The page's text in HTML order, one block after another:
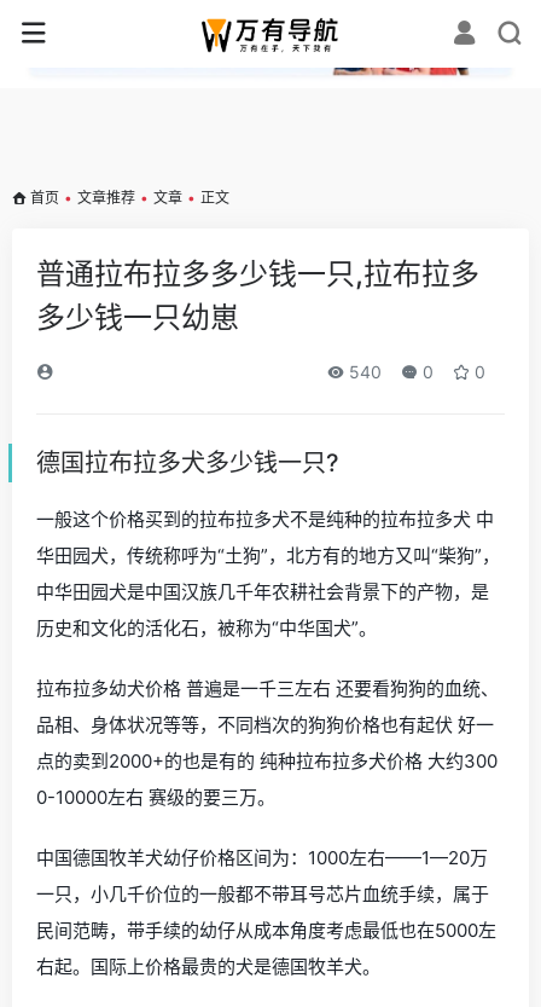
✕
首页 • 文章推荐 • 文章 • 正文
普通拉布拉多多少钱一只,拉布拉多
多少钱一只幼崽
540 0 0
德国拉布拉多犬多少钱一只?
一般这个价格买到的拉布拉多犬不是纯种的拉布拉多犬 中
华田园犬，传统称呼为“土狗”，北方有的地方又叫“柴狗”，
中华田园犬是中国汉族几千年农耕社会背景下的产物，是
历史和文化的活化石，被称为“中华国犬”。
拉布拉多幼犬价格 普遍是一千三左右 还要看狗狗的血统、
品相、身体状况等等，不同档次的狗狗价格也有起伏 好一
点的卖到2000+的也是有的 纯种拉布拉多犬价格 大约300
0-10000左右 赛级的要三万。
中国德国牧羊犬幼仔价格区间为：1000左右——1—20万
一只，小几千价位的一般都不带耳号芯片血统手续，属于
民间范畴，带手续的幼仔从成本角度考虑最低也在5000左
右起。国际上价格最贵的犬是德国牧羊犬。